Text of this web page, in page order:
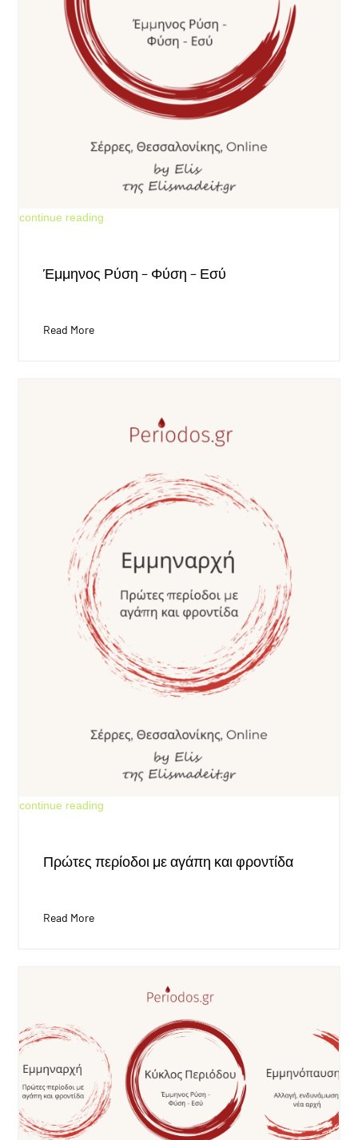
Jun 18, 2026
Έμμηνος Ρύση – Φύση – Εσύ
Read More
continue reading
Jun 18, 2026
Πρώτες περίοδοι με αγάπη και φροντίδα
Read More
continue reading